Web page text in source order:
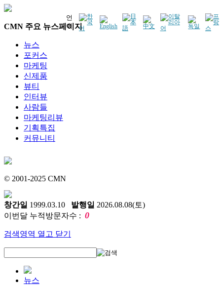
언
어
CMN 주요 뉴스페이지
뉴스
포커스
마케팅
신제품
뷰티
인터뷰
사람들
마케팅리뷰
기획특집
커뮤니티
© 2001-2025 CMN
창간일 1999.03.10 발행일 2026.08.08(토)
이번달 누적방문자수 : 0
검색영역 열고 닫기
뉴스